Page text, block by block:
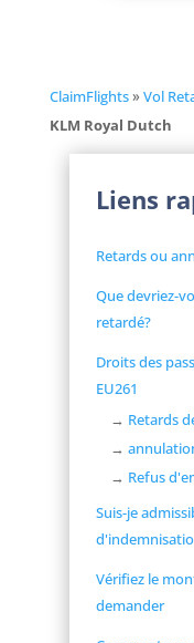
ClaimFlights» Vol
KLM Royal Dutch
Liens
Retards ou
Que devriez-
retardé?
Droits des
EU261
→ Retards
→
→ Refus
Suis-je
Vérifiez le
demander